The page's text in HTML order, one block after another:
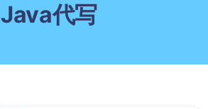
Java代写